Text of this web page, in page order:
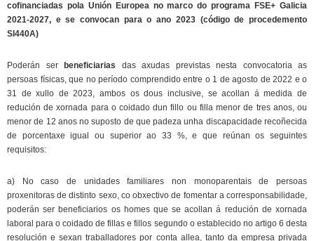
cofinanciadas pola Unión Europea no marco do programa FSE+ Galicia
2021-2027, e se convocan para o ano 2023 (código de procedemento
SI440A)
Poderán serbeneficiarias das axudas previstas nesta convocatoria as
persoas físicas, que no período comprendido entre o 1 de agosto de 2022 e o
31 de xullo de 2023, ambos os dous inclusive, se acollan á medida de
redución de xornada para o coidado dun fillo ou filla menor de tres anos, ou
menor de 12 anos no suposto de que padeza unha discapacidade recoñecida
de porcentaxe igual ou superior ao 33 %, e que reúnan os seguintes
requisitos:
a) No caso de unidades familiares non monoparentais de persoas
proxenitoras de distinto sexo, co obxectivo de fomentar a corresponsabilidade,
poderán ser beneficiarios os homes que se acollan á redución de xornada
laboral para o coidado de fillas e fillos segundo o establecido no artigo 6 desta
resolución e sexan traballadores por conta allea, tanto da empresa privada